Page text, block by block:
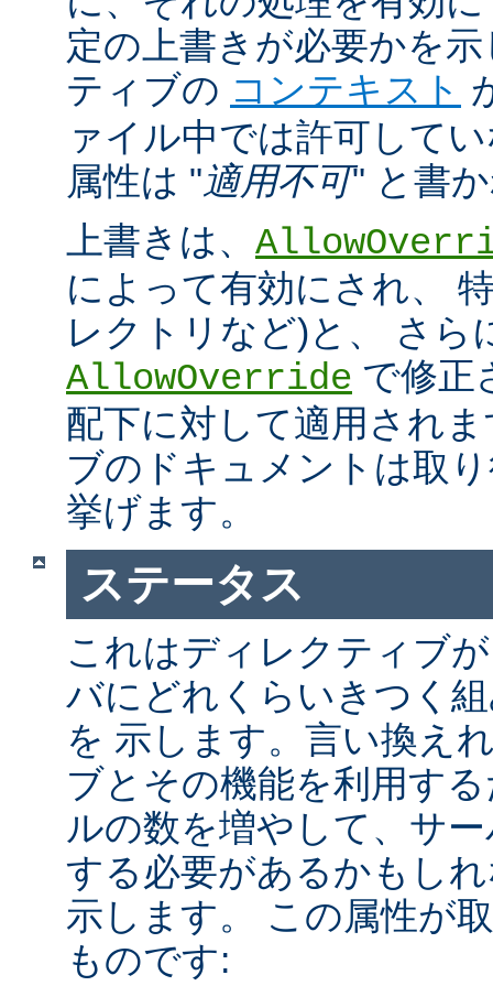
定の上書きが必要かを
ティブの コンテキスト
ァイル中では許可して
属性は "適用不可" と書
上書きは、
によって有効にされ、
レクトリなど)と、 さら
AllowOverride で修正
配下に対して適用され
ブのドキュメントは取
挙げます。
ステータス
これはディレクティブ
バにどれくらいきつく
を 示します。言い換え
ブとその機能を利用す
ルの数を増やして、サ
する必要があるかもし
示します。 この属性が
ものです: